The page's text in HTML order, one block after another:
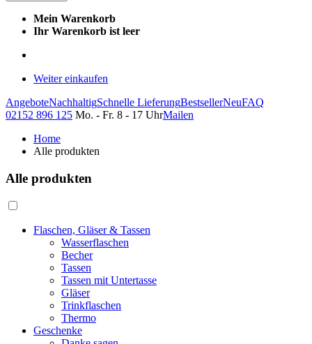
Mein Warenkorb
Ihr Warenkorb ist leer
Weiter einkaufen
AngeboteNachhaltigSchnelle LieferungBestsellerNeuFAQ
02152 896 125 Mo. - Fr. 8 - 17 UhrMailen
Home
Alle produkten
Alle produkten
Flaschen, Gläser & Tassen
Wasserflaschen
Becher
Tassen
Tassen mit Untertasse
Gläser
Trinkflaschen
Thermo
Geschenke